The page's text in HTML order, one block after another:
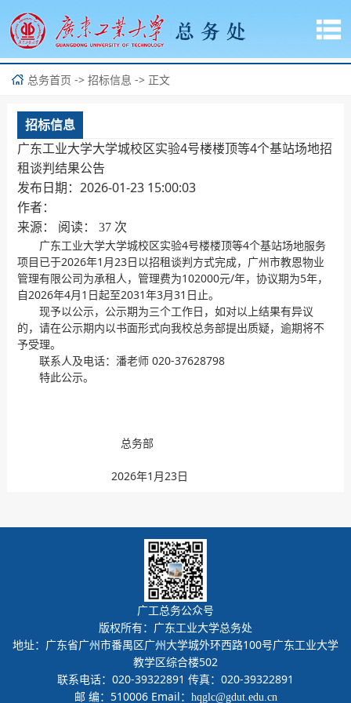
总务首页 -> 招标信息 -> 正文
招标信息
广东工业大学大学城校区实验4号楼楼顶等4个基站场地招
租谈判结果公告
发布日期：2026-01-23 15:00:03
作者：
来源： 阅读：
37 次
广东工业大学大学城校区实验4号楼楼顶等4个基站场地服务
项目已于2026年1月23日以招租谈判方式完成，广州市教恩物业
管理有限公司为承租人，管理费为102000元/年，协议期为5年，
自2026年4月1日起至2031年3月31日止。
现予以公示，公示期为三个工作日，如对以上结果有异议
的，请在公示期内以书面形式向我校总务部提出质疑，逾期将不
予受理。
联系人及电话：潘老师 020-37628798
特此公示。
总务部
2026年1月23日
广工总务公众号
版权所有：广东工业大学总务处
地址：广东省广州市番禺区广州大学城外环西路100号广东工业大学
教学区综合楼502
联系电话：020-39322891 传真：020-39322891
邮 编：510006 Email： hqglc@gdut.edu.cn